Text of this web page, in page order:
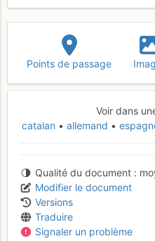
Points de passage
Voir dans
catalan
allemand
Qualité du document
Modifier le document
Versions
Traduire
Signaler un problème